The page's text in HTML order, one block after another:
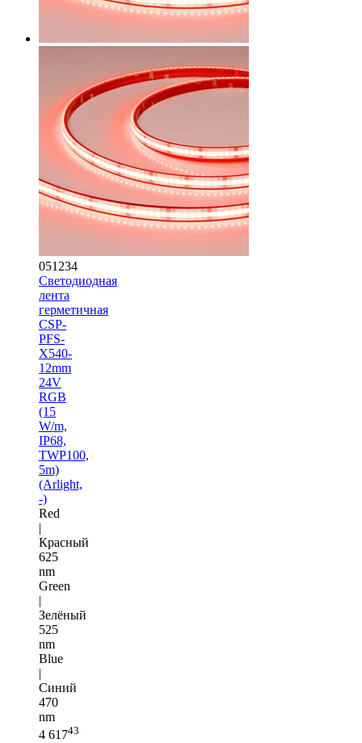
051234
Светодиодная
лента
герметичная
CSP-
PFS-
X540-
12mm
24V
RGB
(15
W/m,
IP68,
TWP100,
5m)
(Arlight,
-)
Red
|
Красный
625
nm
Green
|
Зелёный
525
nm
Blue
|
Синий
470
nm
4 61743